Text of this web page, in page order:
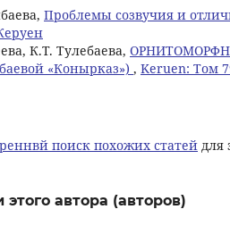
Проблемы созвучия и
К.Т. Тулебаева,
«Конырказ») , Keruen: Том
поиск похожих статей для
автора (авторов)